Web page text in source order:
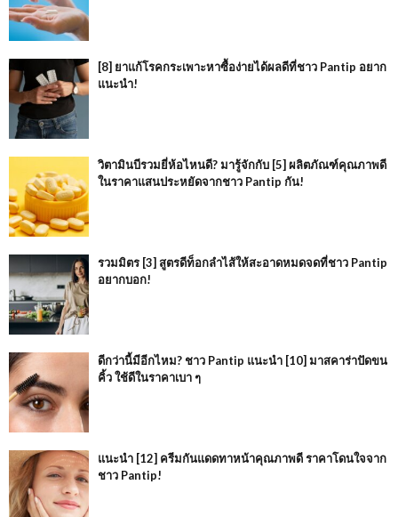
[8] ยาแก้โรคกระเพาะหาซื้อง่ายได้ผลดีที่ชาว Pantip อยาก
แนะนำ!
วิตามินบีรวมยี่ห้อไหนดี? มารู้จักกับ [5] ผลิตภัณฑ์คุณภาพดี
ในราคาแสนประหยัดจากชาว Pantip กัน!
รวมมิตร [3] สูตรดีท็อกลำไส้ให้สะอาดหมดจดที่ชาว Pantip
อยากบอก!
ดีกว่านี้มีอีกไหม? ชาว Pantip แนะนำ [10] มาสคาร่าปัดขน
คิ้ว ใช้ดีในราคาเบา ๆ
แนะนำ [12] ครีมกันแดดทาหน้าคุณภาพดี ราคาโดนใจจาก
ชาว Pantip!